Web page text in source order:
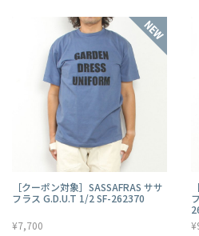
［クーポン対象］SASSAFRAS ササ
フラス G.D.U.T 1/2 SF-262370
¥7,700